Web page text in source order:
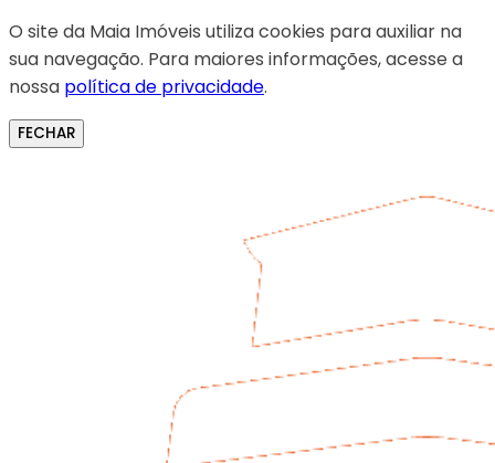
O site da Maia Imóveis utiliza cookies para auxiliar na
sua navegação. Para maiores informações, acesse a
nossa política de privacidade.
FECHAR